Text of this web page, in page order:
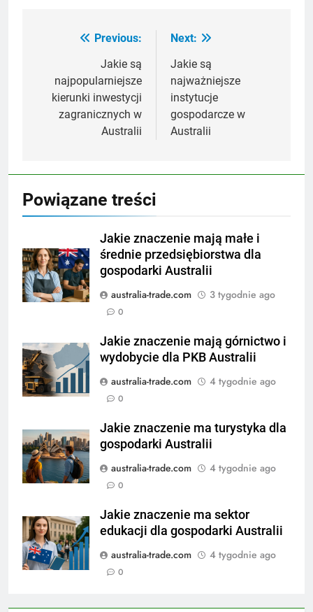
NawigacjaPrevious:
Jakie są
najpopularniejsze
kierunki inwestycji
zagranicznych w
Australii
Next:
Jakie są
najważniejsze
instytucje
gospodarcze w
Australii
Powiązane treści
Jakie znaczenie mają małe i
średnie przedsiębiorstwa dla
gospodarki Australii
australia-trade.com
3 tygodnie ago
0
Jakie znaczenie mają górnictwo i
wydobycie dla PKB Australii
australia-trade.com
4 tygodnie ago
0
Jakie znaczenie ma turystyka dla
gospodarki Australii
australia-trade.com
4 tygodnie ago
0
Jakie znaczenie ma sektor
edukacji dla gospodarki Australii
australia-trade.com
4 tygodnie ago
0